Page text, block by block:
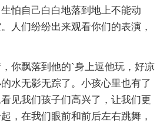
怕自己白白地落到地上不能动
人们纷纷出来观看你们的表演，
你飘落到他的`身上逗他玩，好凉
水无影无踪了。小孩心里也有了
见我们孩子们高兴了，让我们更
，在我们眼前和前后左右跳舞，